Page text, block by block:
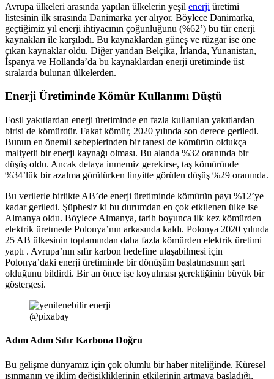
Avrupa ülkeleri arasında yapılan ülkelerin yeşil enerji üretimi
listesinin ilk sırasında Danimarka yer alıyor. Böylece Danimarka,
geçtiğimiz yıl enerji ihtiyacının çoğunluğunu (%62’) bu tür enerji
kaynakları ile karşıladı. Bu kaynaklardan güneş ve rüzgar ise öne
çıkan kaynaklar oldu. Diğer yandan Belçika, İrlanda, Yunanistan,
İspanya ve Hollanda’da bu kaynaklardan enerji üretiminde üst
sıralarda bulunan ülkelerden.
Enerji Üretiminde Kömür Kullanımı Düştü
Fosil yakıtlardan enerji üretiminde en fazla kullanılan yakıtlardan
birisi de kömürdür. Fakat kömür, 2020 yılında son derece geriledi.
Bunun en önemli sebeplerinden bir tanesi de kömürün oldukça
maliyetli bir enerji kaynağı olması. Bu alanda %32 oranında bir
düşüş oldu. Ancak detaya inmemiz gerekirse, taş kömüründe
%34’lük bir azalma görülürken linyitte görülen düşüş %29 oranında.
Bu verilerle birlikte AB’de enerji üretiminde kömürün payı %12’ye
kadar geriledi. Şüphesiz ki bu durumdan en çok etkilenen ülke ise
Almanya oldu. Böylece Almanya, tarih boyunca ilk kez kömürden
elektrik üretmede Polonya’nın arkasında kaldı. Polonya 2020 yılında
25 AB ülkesinin toplamından daha fazla kömürden elektrik üretimi
yaptı . Avrupa’nın sıfır karbon hedefine ulaşabilmesi için
Polonya’daki enerji üretiminde bir dönüşüm başlatmasının şart
olduğunu bildirdi. Bir an önce işe koyulması gerektiğinin büyük bir
göstergesi.
@pixabay
Adım Adım Sıfır Karbona Doğru
Bu gelişme dünyamız için çok olumlu bir haber niteliğinde. Küresel
ısınmanın ve iklim değişikliklerinin etkilerinin artmaya başladığı,